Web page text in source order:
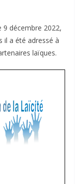
9 décembre 2022,
il a été adressé à
laïques.